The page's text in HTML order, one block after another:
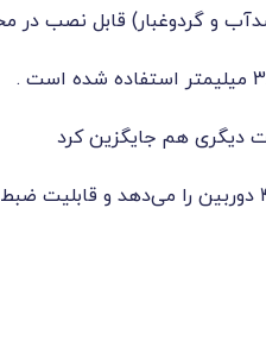
دیگری هم جایگزین کرد